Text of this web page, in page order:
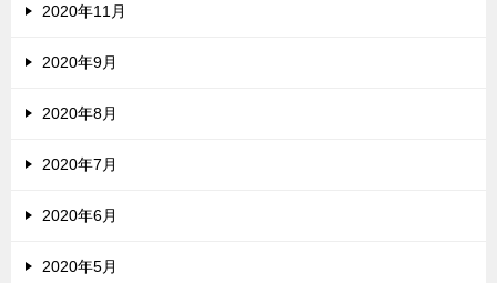
2020年11月
2020年9月
2020年8月
2020年7月
2020年6月
2020年5月